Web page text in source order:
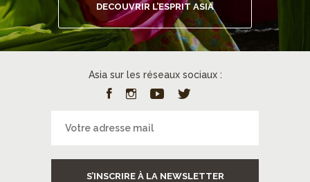
DECOUVRIR L’ESPRIT ASIA
Asia sur les réseaux sociaux :
S’INSCRIRE À LA NEWSLETTER